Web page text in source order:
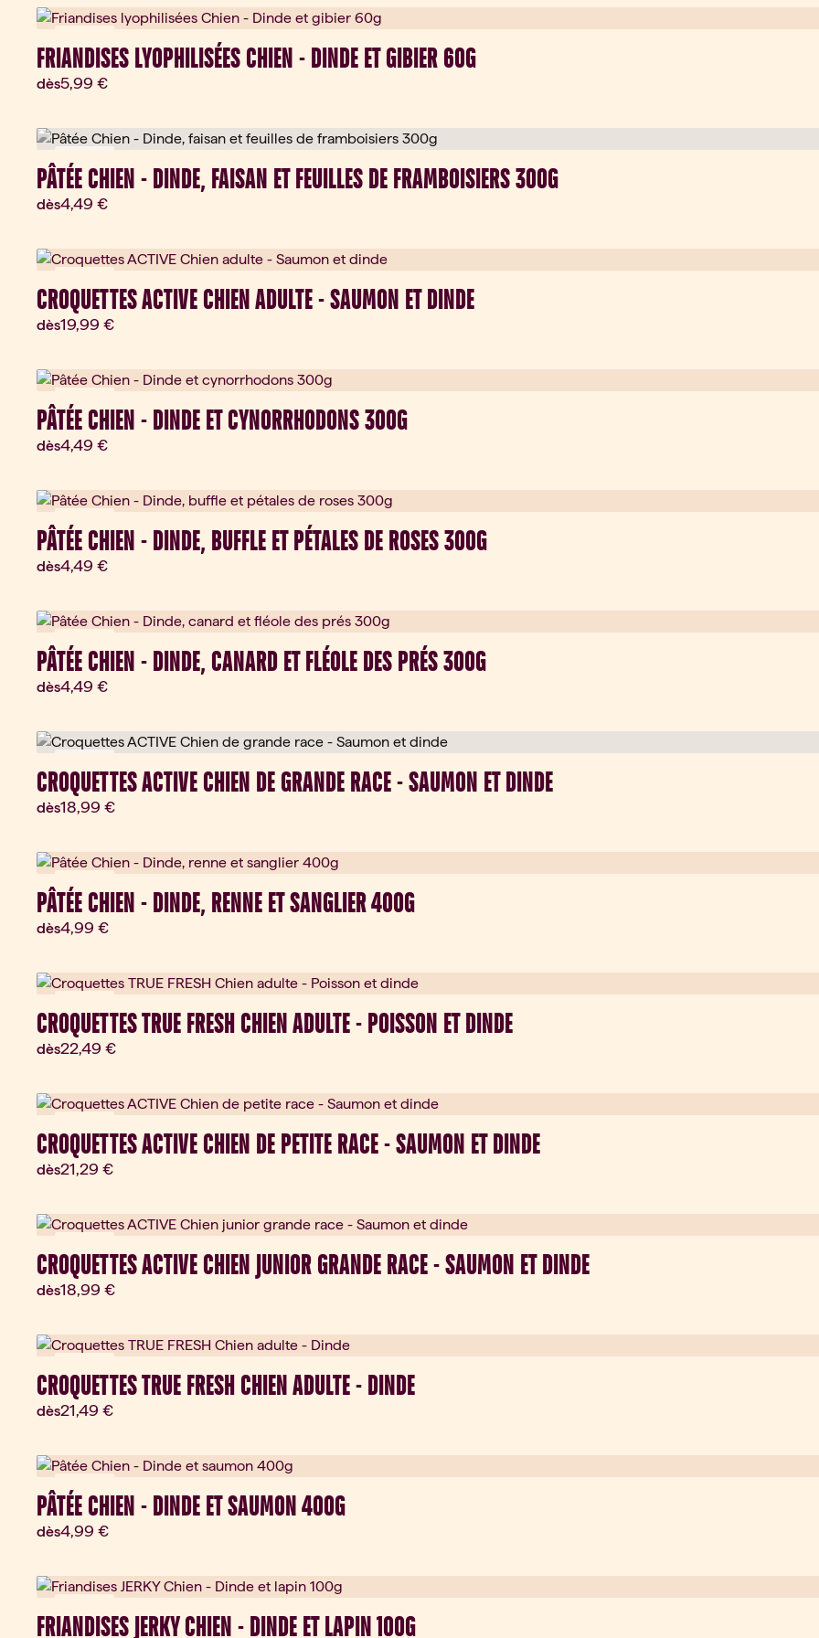
FRIANDISES LYOPHILISÉES CHIEN - DINDE ET GIBIER 60G
dèsPrix actuel:
5,99 €
PÂTÉE CHIEN - DINDE, FAISAN ET FEUILLES DE FRAMBOISIERS 300G
dèsPrix actuel:
4,49 €
CROQUETTES ACTIVE CHIEN ADULTE - SAUMON ET DINDE
dèsPrix actuel:
19,99 €
PÂTÉE CHIEN - DINDE ET CYNORRHODONS 300G
dèsPrix actuel:
4,49 €
PÂTÉE CHIEN - DINDE, BUFFLE ET PÉTALES DE ROSES 300G
dèsPrix actuel:
4,49 €
PÂTÉE CHIEN - DINDE, CANARD ET FLÉOLE DES PRÉS 300G
dèsPrix actuel:
4,49 €
CROQUETTES ACTIVE CHIEN DE GRANDE RACE - SAUMON ET DINDE
dèsPrix actuel:
18,99 €
PÂTÉE CHIEN - DINDE, RENNE ET SANGLIER 400G
dèsPrix actuel:
4,99 €
CROQUETTES TRUE FRESH CHIEN ADULTE - POISSON ET DINDE
dèsPrix actuel:
22,49 €
CROQUETTES ACTIVE CHIEN DE PETITE RACE - SAUMON ET DINDE
dèsPrix actuel:
21,29 €
CROQUETTES ACTIVE CHIEN JUNIOR GRANDE RACE - SAUMON ET DINDE
dèsPrix actuel:
18,99 €
CROQUETTES TRUE FRESH CHIEN ADULTE - DINDE
dèsPrix actuel:
21,49 €
PÂTÉE CHIEN - DINDE ET SAUMON 400G
dèsPrix actuel:
4,99 €
FRIANDISES JERKY CHIEN - DINDE ET LAPIN 100G